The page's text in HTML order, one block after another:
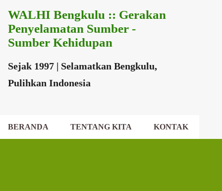
Langsung ke konten utama
WALHI Bengkulu :: Gerakan
Penyelamatan Sumber -
Sumber Kehidupan
Sejak 1997 | Selamatkan Bengkulu,
Pulihkan Indonesia
BERANDA TENTANG KITA KONTAK